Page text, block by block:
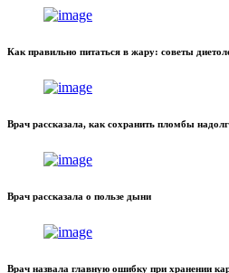
Как правильно питаться в жару: советы
Врач рассказала, как сохранить пломбы
Врач рассказала о пользе дыни
Врач назвала главную ошибку при хранении